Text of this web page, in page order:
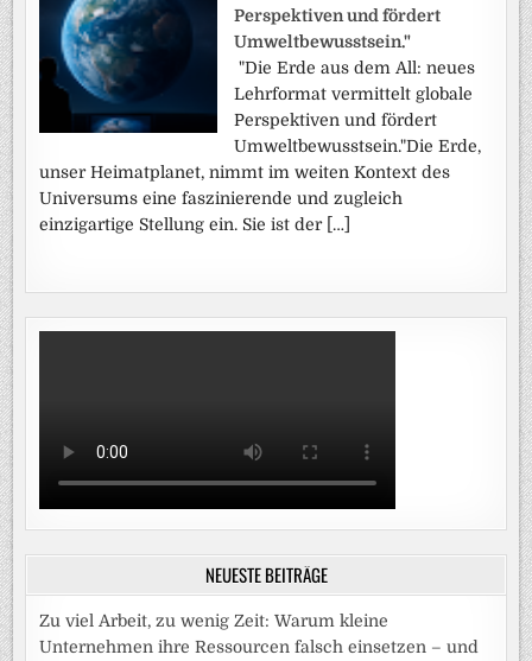
Perspektiven und fördert
Umweltbewusstsein."
"Die Erde aus dem All: neues
Lehrformat vermittelt globale
Perspektiven und fördert
Umweltbewusstsein."Die Erde,
unser Heimatplanet, nimmt im weiten Kontext des
Universums eine faszinierende und zugleich
einzigartige Stellung ein. Sie ist der […]
NEUESTE BEITRÄGE
Zu viel Arbeit, zu wenig Zeit: Warum kleine
Unternehmen ihre Ressourcen falsch einsetzen – und